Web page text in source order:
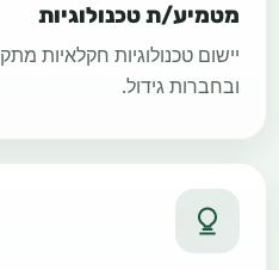
מטמיע/ת טכנולוגיות
יישום טכנולוגיות חקלאיות
ובחברות גידול.